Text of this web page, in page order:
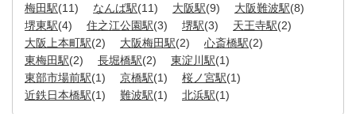
梅田駅(11) なんば駅(11) 大阪駅(9) 大阪難波駅(8)
堺東駅(4) 住之江公園駅(3) 堺駅(3) 天王寺駅(2)
大阪上本町駅(2) 大阪梅田駅(2) 心斎橋駅(2)
東梅田駅(2) 長堀橋駅(2) 東淀川駅(1)
東部市場前駅(1) 京橋駅(1) 桜ノ宮駅(1)
近鉄日本橋駅(1) 難波駅(1) 北浜駅(1)